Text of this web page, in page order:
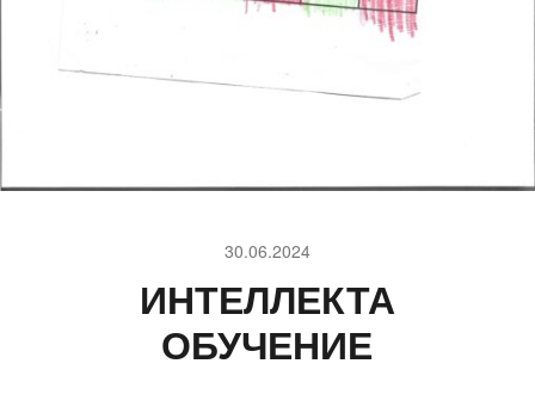
30.06.2024
ИНТЕЛЛЕКТА
ОБУЧЕНИЕ